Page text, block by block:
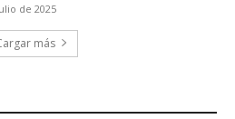
de 2025
más